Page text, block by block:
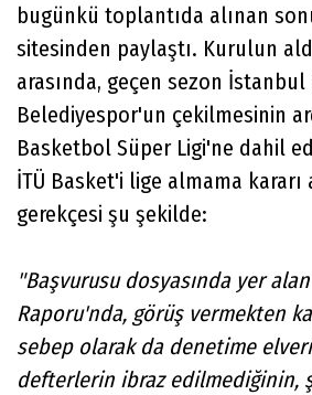
bugünkü toplantıda alınan
sitesinden paylaştı. Kurulun
arasında, geçen sezon
Belediyespor'un çekilmesinin
Basketbol Süper Ligi'ne dahil
İTÜ Basket'i lige almama kararı
gerekçesi şu şekilde:
"Başvurusu dosyasında yer alan
Raporu'nda, görüş vermekten
sebep olarak da denetime
defterlerin ibraz edilmediğinin,